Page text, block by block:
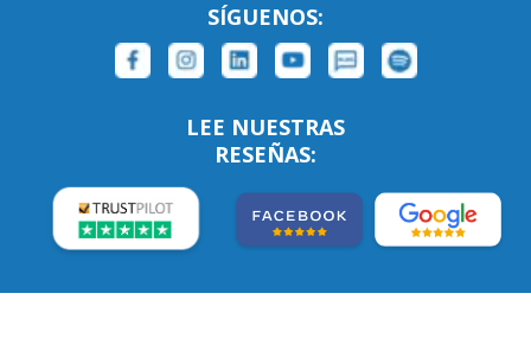
SÍGUENOS:
LEE NUESTRAS
RESEÑAS: